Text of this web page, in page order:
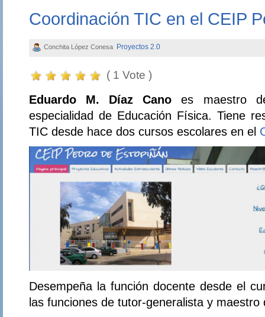
Coordinación TIC en el CEIP
Conchita López Conesa Proyectos 2.0
( 1 Vote )
Eduardo M. Díaz Cano es maestro
especialidad de Educación Física. Tiene
TIC desde hace dos cursos escolares en el
Desempeña la función docente desde el
las funciones de tutor-generalista y maestro